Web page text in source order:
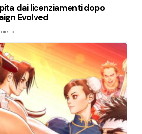
dai licenziamenti dopo
Evolved
ore fa